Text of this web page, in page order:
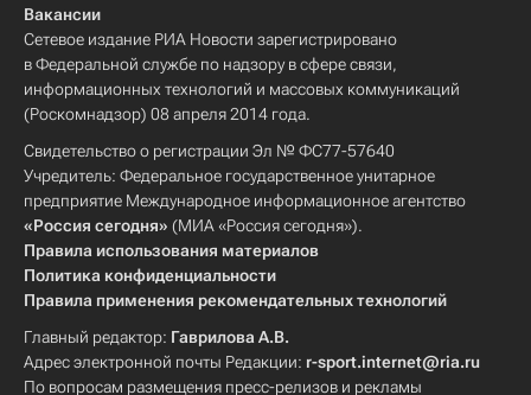
Вакансии
Сетевое издание РИА Новости зарегистрировано
в Федеральной службе по надзору в сфере связи,
информационных технологий и массовых коммуникаций
(Роскомнадзор) 08 апреля 2014 года.
Свидетельство о регистрации Эл № ФС77-57640
Учредитель: Федеральное государственное унитарное
предприятие Международное информационное агентство
«Россия сегодня» (МИА «Россия сегодня»).
Правила использования материалов
Политика конфиденциальности
Правила применения рекомендательных технологий
Главный редактор: Гаврилова А.В.
Адрес электронной почты Редакции: r-sport.internet@ria.ru
По вопросам размещения пресс-релизов и рекламы